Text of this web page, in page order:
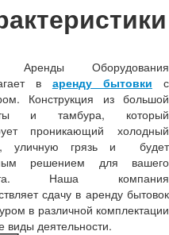
Аренды Оборудования
в аренду бытовки с
Конструкция из большой
и тамбура, который
проникающий холодный
уличную грязь и будет
решением для вашего
Наша компания
сдачу в аренду бытовок
в различной комплектации
виды деятельности.